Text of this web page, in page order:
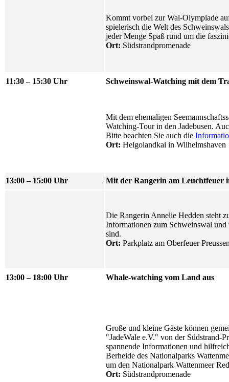
Kommt vorbei zur Wal-Olympiade
spielerisch die Welt des
jeder Menge Spaß rund um die
Ort: Südstrandpromenade
11:30 – 15:30 Uhr Schweinswal-Watching mit dem
Mit dem ehemaligen
Watching-Tour in den Jadebusen.
Bitte beachten Sie auch die
Ort: Helgolandkai in Wilhelmshaven
13:00 – 15:00 Uhr Mit der Rangerin am Leuchtfeuer
Die Rangerin Annelie Hedden steht
Informationen zum Schweinswal und
sind.
Ort: Parkplatz am Oberfeuer
13:00 – 18:00 Uhr Whale-watching vom Land aus
Große und kleine Gäste können
"JadeWale e.V." von der Südstrand-
spannende Informationen und
Berheide des Nationalparks
um den Nationalpark Wattenmeer
Ort: Südstrandpromenade